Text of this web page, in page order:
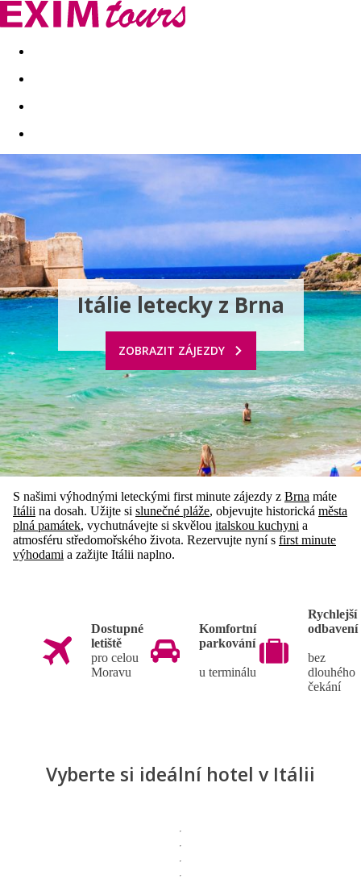
Akční nabídky Last minute
Itálie letecky z Brna
ZOBRAZIT ZÁJEZDY
S našimi výhodnými leteckými first minute zájezdy z Brna máte
Itálii na dosah. Užijte si slunečné pláže, objevujte historická města
plná památek, vychutnávejte si skvělou italskou kuchyni a
atmosféru středomořského života. Rezervujte nyní s first minute
výhodami a zažijte Itálii naplno.
Dostupné
letiště
pro celou
Moravu
Komfortní
parkování
u terminálu
Rychlejší
odbavení
bez
dlouhého
čekání
Vyberte si ideální hotel v Itálii